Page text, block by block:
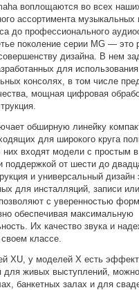
воплощаются во всех
ассортимента музыкальных
до профессионального
поколение серии MG — это
дизайна. В нем
для
консолях, в том числе
мощная цифровая
обширную линейку
для широкого круга
входят модели с простым в
поддержкой от шести до
и универсальный дизайн
для инсталляций, записи
с уверенностью
обеспечивая максимальную
Их качество звука и
классе.
XU, у моделей X есть
для живых выступлений,
банкетных залах и для